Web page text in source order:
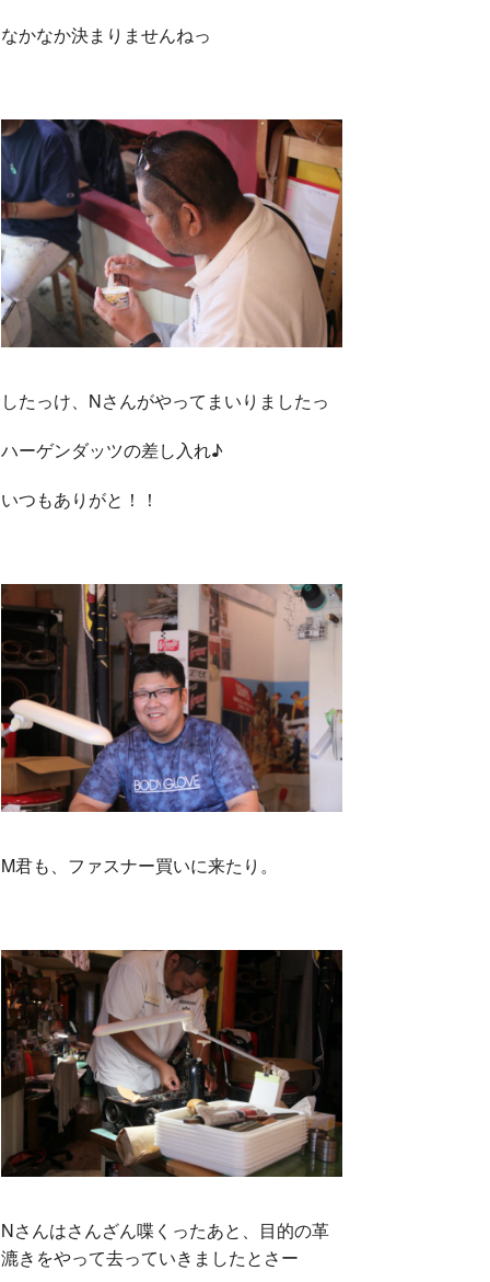
なかなか決まりませんねっ
したっけ、Nさんがやってまいりましたっ
ハーゲンダッツの差し入れ♪
いつもありがと！！
M君も、ファスナー買いに来たり。
Nさんはさんざん喋くったあと、目的の革
漉きをやって去っていきましたとさー